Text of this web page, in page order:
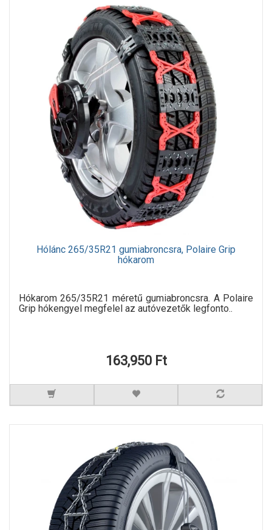
Hólánc 265/35R21 gumiabroncsra, Polaire Grip
hókarom
Hókarom 265/35R21 méretű gumiabroncsra. A Polaire
Grip hókengyel megfelel az autóvezetők legfonto..
163,950 Ft